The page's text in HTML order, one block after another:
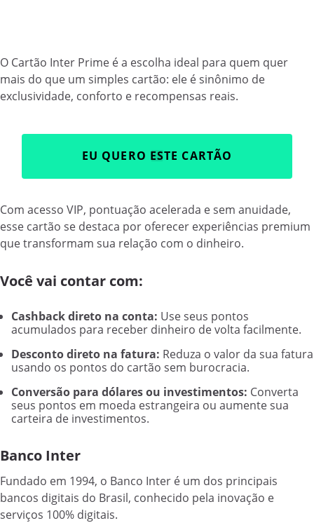
O Cartão Inter Prime é a escolha ideal para quem quer
mais do que um simples cartão: ele é sinônimo de
exclusividade, conforto e recompensas reais.
EU QUERO ESTE CARTÃO
Com acesso VIP, pontuação acelerada e sem anuidade,
esse cartão se destaca por oferecer experiências premium
que transformam sua relação com o dinheiro.
Você vai contar com:
Cashback direto na conta: Use seus pontos
acumulados para receber dinheiro de volta facilmente.
Desconto direto na fatura: Reduza o valor da sua fatura
usando os pontos do cartão sem burocracia.
Conversão para dólares ou investimentos: Converta
seus pontos em moeda estrangeira ou aumente sua
carteira de investimentos.
Banco Inter
Fundado em 1994, o Banco Inter é um dos principais
bancos digitais do Brasil, conhecido pela inovação e
serviços 100% digitais.